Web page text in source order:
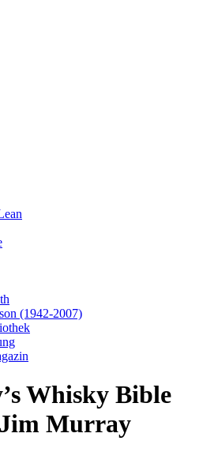
(1942-2007)
Whisky Bible
Jim Murray